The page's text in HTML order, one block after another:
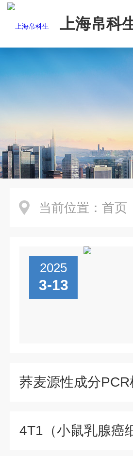
上海帛科
当前位置： 首页
2025
3-13
荞麦源性成分
4T1（小鼠乳腺癌